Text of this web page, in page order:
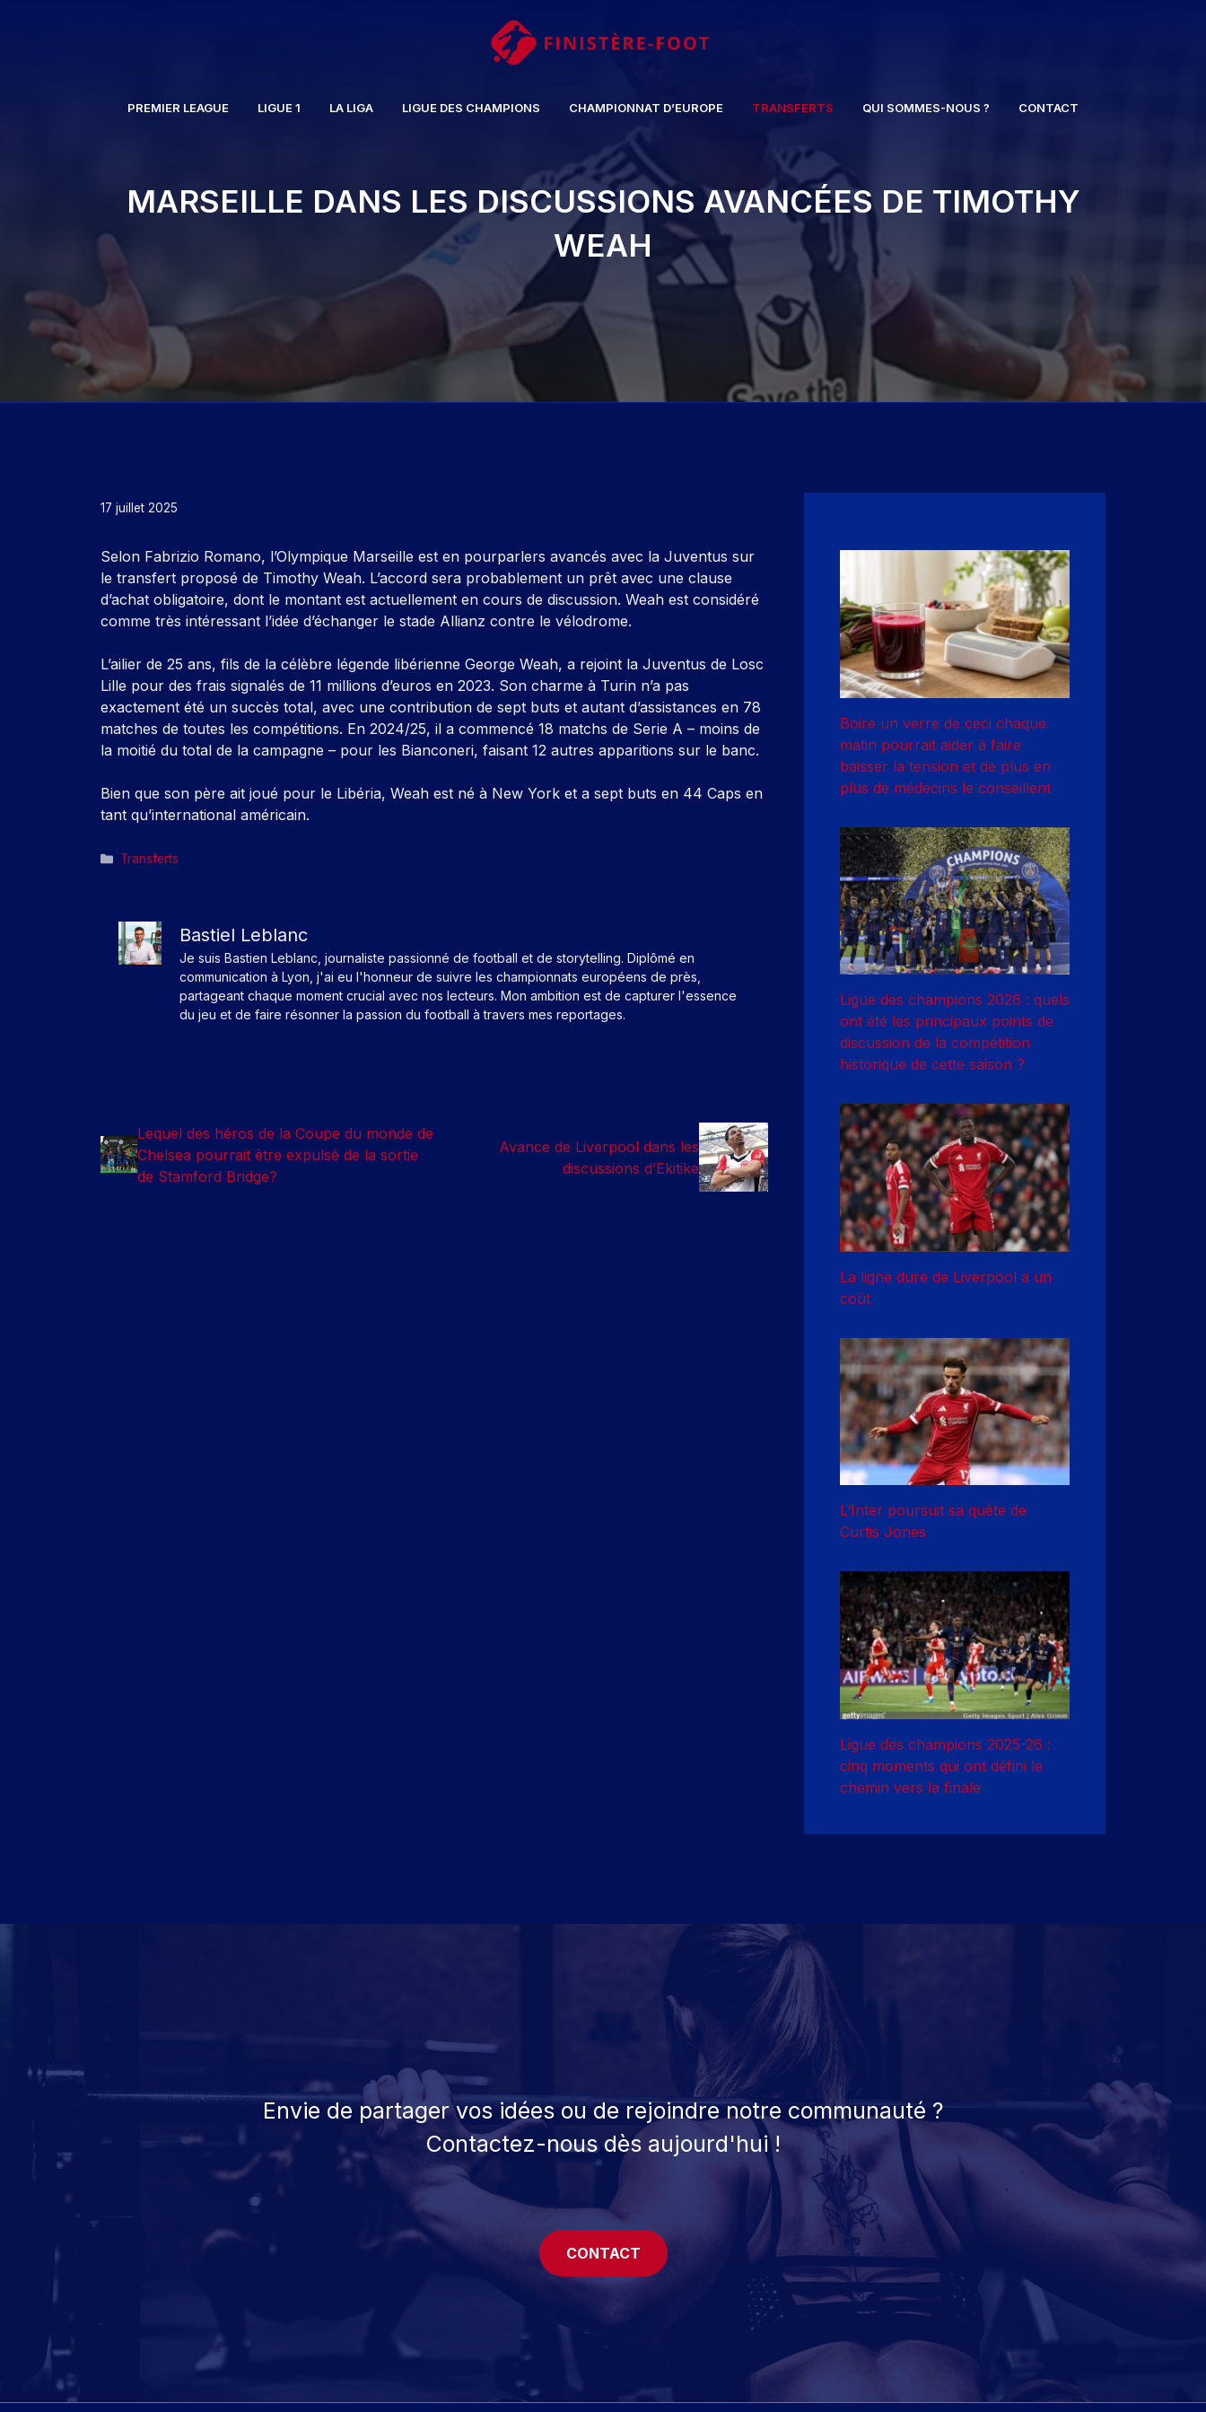
PREMIER LEAGUE LIGUE 1 LA LIGA LIGUE DES CHAMPIONS CHAMPIONNAT D’EUROPE TRANSFERTS QUI SOMMES-NOUS ? CONTACT
MARSEILLE DANS LES DISCUSSIONS AVANCÉES DE TIMOTHY
WEAH
17 juillet 2025
Selon Fabrizio Romano, l’Olympique Marseille est en pourparlers avancés avec la Juventus sur
le transfert proposé de Timothy Weah. L’accord sera probablement un prêt avec une clause
d’achat obligatoire, dont le montant est actuellement en cours de discussion. Weah est considéré
comme très intéressant l’idée d’échanger le stade Allianz contre le vélodrome.
L’ailier de 25 ans, fils de la célèbre légende libérienne George Weah, a rejoint la Juventus de Losc
Lille pour des frais signalés de 11 millions d’euros en 2023. Son charme à Turin n’a pas
exactement été un succès total, avec une contribution de sept buts et autant d’assistances en 78
matches de toutes les compétitions. En 2024/25, il a commencé 18 matchs de Serie A – moins de
la moitié du total de la campagne – pour les Bianconeri, faisant 12 autres apparitions sur le banc.
Bien que son père ait joué pour le Libéria, Weah est né à New York et a sept buts en 44 Caps en
tant qu’international américain.
Catégories
Transferts
Bastiel Leblanc
Je suis Bastien Leblanc, journaliste passionné de football et de storytelling. Diplômé en
communication à Lyon, j'ai eu l'honneur de suivre les championnats européens de près,
partageant chaque moment crucial avec nos lecteurs. Mon ambition est de capturer l'essence
du jeu et de faire résonner la passion du football à travers mes reportages.
Lequel des héros de la Coupe du monde de
Chelsea pourrait être expulsé de la sortie
de Stamford Bridge?
Avance de Liverpool dans les
discussions d’Ekitike
Boire un verre de ceci chaque
matin pourrait aider à faire
baisser la tension et de plus en
plus de médecins le conseillent
Ligue des champions 2026 : quels
ont été les principaux points de
discussion de la compétition
historique de cette saison ?
La ligne dure de Liverpool a un
coût
L’Inter poursuit sa quête de
Curtis Jones
Ligue des champions 2025-26 :
cinq moments qui ont défini le
chemin vers la finale
Envie de partager vos idées ou de rejoindre notre communauté ?
Contactez-nous dès aujourd'hui !
CONTACT